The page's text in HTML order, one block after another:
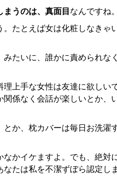
まうのは、真面目 なんですね。
たとえば女は化粧しなきゃ
たいに、誰かに責められな
上手な女性は友達に欲しい
係なく会話が楽しいとか、
か、枕カバーは毎日お洗濯
かイケますよ。でも、絶対
たは私を不潔ずぼら認定し